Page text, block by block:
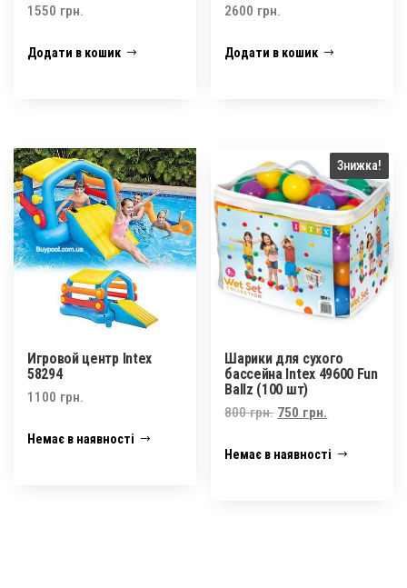
1550 грн.
Додати в кошик
2600 грн.
Додати в кошик
Игровой центр Intex
58294
1100 грн.
Немає в наявності
Знижка!
Шарики для сухого
бассейна Intex 49600 Fun
Ballz (100 шт)
800грн. Оригінальна
800 грн..
750 грн.
750 грн..
Немає в наявності